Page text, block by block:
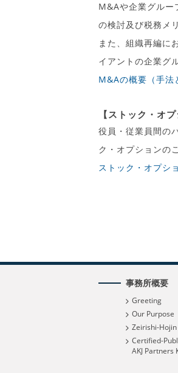
M&Aや企業グルー
の検討及び税務メ
また、組織再編に
イアントの企業グ
M&Aの概要（手法
【ストック・オ
役員・従業員間の
ク・オプションの
ストック・オプシ
事務所概要
Greeting
Our Purpose
Zeirishi-Hojin
Certified-
AKJ Partners